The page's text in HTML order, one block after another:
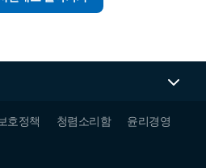
호정책 청렴소리함 윤리경영